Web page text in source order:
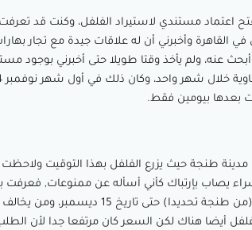
اعتماد مستندي لاستيراد الفلفل، وكنت قد
القاهرة وأخبرني أن له علاقات جيدة مع تجار
عنه، ولم يأخذ وقتا طويلا حتى أخبرني بوجود
بعدها بيومين فقط.
4 نوفمبر 2014 فسافرت إلي مدينة طنجة حيث يزرع الفلفل بهذا التوقيت
يصاب بإرتباك كأني أسأله عن ممنوعات, فعرفت
الحكومة التنزانية ولأول مره تمنع بيع / تصدير الفلفل (من طنجة تحديدا) حتى تاريخ 15
أيضا هناك لكن السعر كان مرتفعا جدا لأن